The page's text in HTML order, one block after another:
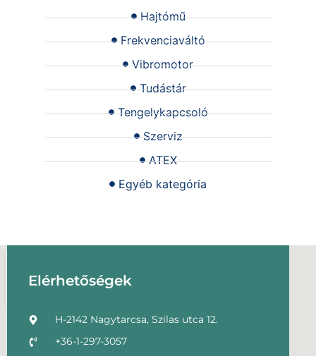
Hajtómű
Frekvenciaváltó
Vibromotor
Tudástár
Tengelykapcsoló
Szerviz
ATEX
Egyéb kategória
Elérhetőségek
H-2142 Nagytarcsa, Szilas utca 12.
+36-1-297-3057